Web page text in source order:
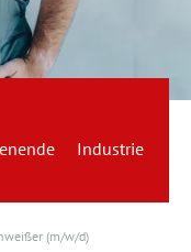
Industrie
(m/w/d)